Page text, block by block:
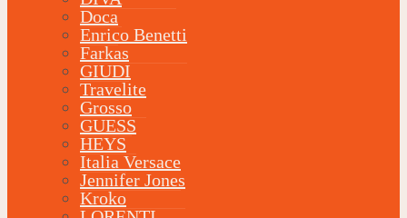
Doca
Enrico Benetti
Farkas
GIUDI
Travelite
Grosso
GUESS
HEYS
Italia Versace
Jennifer Jones
Kroko